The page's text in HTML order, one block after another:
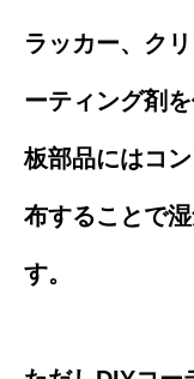
ラッカー、ク
ーティング剤
板部品にはコ
布することで
す。